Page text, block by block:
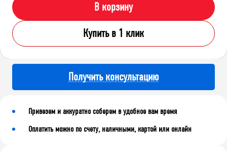
В корзину
Купить в 1 клик
Получить консультацию
Привезем и аккуратно соберем в удобное вам время
Оплатить можно по счету, наличными, картой или онлайн